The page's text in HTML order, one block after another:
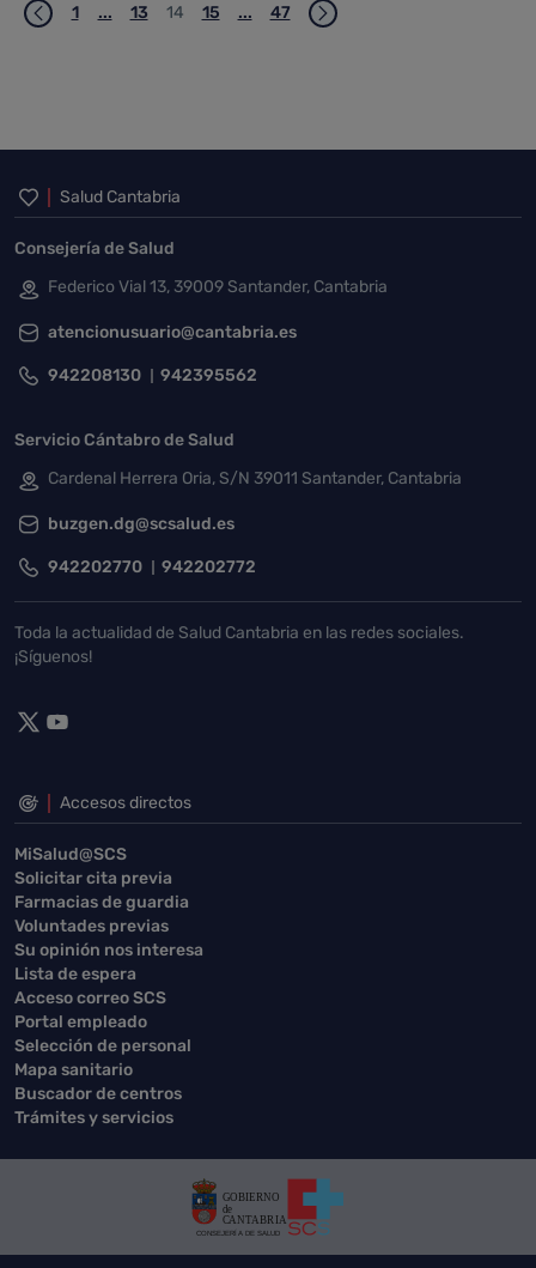
Página
1 ...Páginas intermedias Use TAB para desplazarse.
Página
13 Página
14 Página
15 ...Páginas intermedias Use TAB para
Página
47
Inicio del pie de página
Salud Cantabria
Consejería de Salud
Federico Vial 13, 39009 Santander, Cantabria
atencionusuario@cantabria.es
942208130 942395562
Servicio Cántabro de Salud
Cardenal Herrera Oria, S/N 39011 Santander, Cantabria
buzgen.dg@scsalud.es
942202770 942202772
Toda la actualidad de Salud Cantabria en las redes sociales.
¡Síguenos!
Accesos directos
MiSalud@SCS
Solicitar cita previa
Farmacias de guardia
Voluntades previas
Su opinión nos interesa
Lista de espera
Acceso correo SCS
Portal empleado
Selección de personal
Mapa sanitario
Buscador de centros
Trámites y servicios